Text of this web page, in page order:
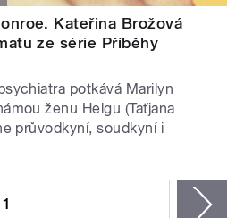
Kateřina Brožová
ze série Příběhy
potkává Marilyn
ženu Helgu (Taťjana
průvodkyní, soudkyní i
1